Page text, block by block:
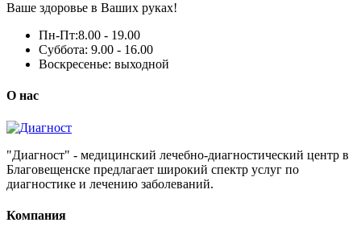
Ваше здоровье в Ваших руках!
Пн-Пт:8.00 - 19.00
Суббота: 9.00 - 16.00
Воскресенье: выходной
О нас
"Диагност" - медицинский лечебно-диагностический центр в
Благовещенске предлагает широкий спектр услуг по
диагностике и лечению заболеваний.
Компания